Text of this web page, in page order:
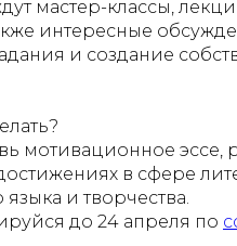
мастер-классы,
интересные
и создание
мотивационное эссе,
в сфере
языка и творчества.
до 24 апреля по